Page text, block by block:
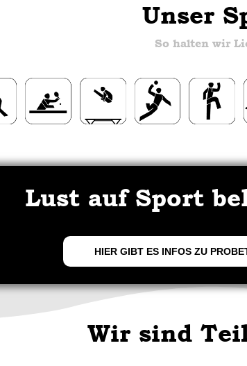
Unser
So halten wir
Lust auf Sport
HIER GIBT ES INFOS ZU
Wir sind